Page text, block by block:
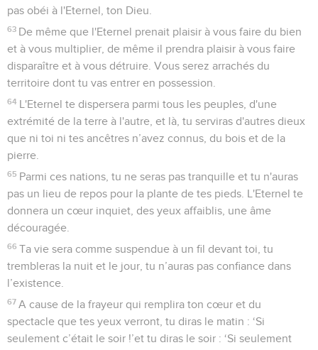
pas obéi à l'Eternel, ton Dieu.
63 De même que l'Eternel prenait plaisir à vous faire du bien
et à vous multiplier, de même il prendra plaisir à vous faire
disparaître et à vous détruire. Vous serez arrachés du
territoire dont tu vas entrer en possession.
64 L'Eternel te dispersera parmi tous les peuples, d'une
extrémité de la terre à l'autre, et là, tu serviras d'autres dieux
que ni toi ni tes ancêtres n’avez connus, du bois et de la
pierre.
65 Parmi ces nations, tu ne seras pas tranquille et tu n'auras
pas un lieu de repos pour la plante de tes pieds. L'Eternel te
donnera un cœur inquiet, des yeux affaiblis, une âme
découragée.
66 Ta vie sera comme suspendue à un fil devant toi, tu
trembleras la nuit et le jour, tu n’auras pas confiance dans
l’existence.
67 A cause de la frayeur qui remplira ton cœur et du
spectacle que tes yeux verront, tu diras le matin : ‘Si
seulement c’était le soir !’et tu diras le soir : ‘Si seulement